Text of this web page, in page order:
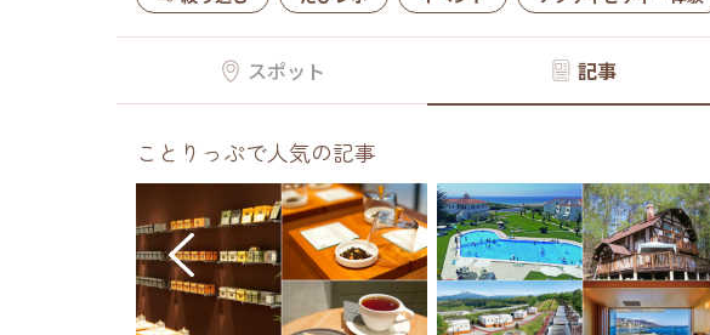
スポット 記事
ことりっぷで人気の記事